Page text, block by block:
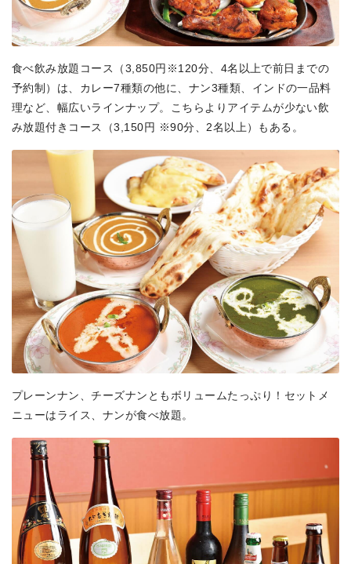
食べ飲み放題コース（3,850円※120分、4名以上で前日までの
予約制）は、カレー7種類の他に、ナン3種類、インドの一品料
理など、幅広いラインナップ。こちらよりアイテムが少ない飲
み放題付きコース（3,150円 ※90分、2名以上）もある。
プレーンナン、チーズナンともボリュームたっぷり！セットメ
ニューはライス、ナンが食べ放題。